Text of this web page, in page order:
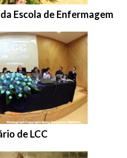
Escola de Enfermagem
de LCC